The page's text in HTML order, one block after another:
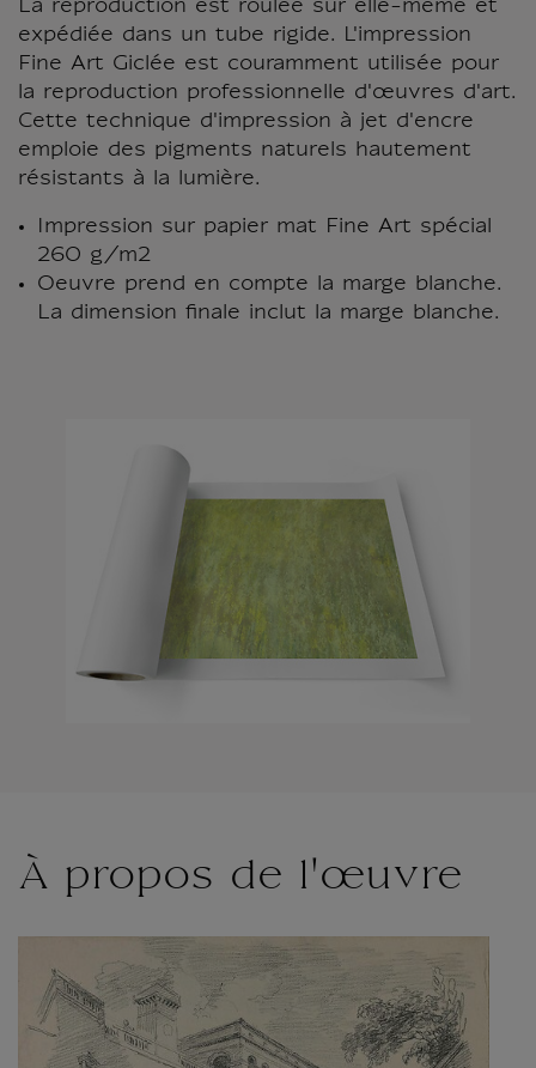
La reproduction est roulée sur elle-même et
expédiée dans un tube rigide. L'impression
Fine Art Giclée est couramment utilisée pour
la reproduction professionnelle d'œuvres d'art.
Cette technique d'impression à jet d'encre
emploie des pigments naturels hautement
résistants à la lumière.
Impression sur papier mat Fine Art spécial
260 g/m2
Oeuvre prend en compte la marge blanche.
La dimension finale inclut la marge blanche.
À propos de l'œuvre